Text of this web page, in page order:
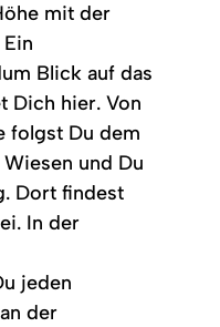
mit der
Blick auf das
Dich hier. Von
folgst Du dem
und Du
Dort findest
In der
jeden
der